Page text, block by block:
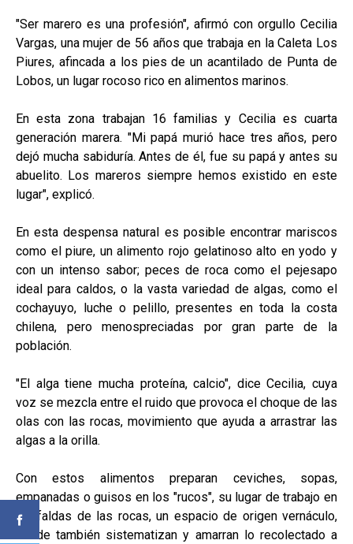
"Ser marero es una profesión", afirmó con orgullo Cecilia
Vargas, una mujer de 56 años que trabaja en la Caleta Los
Piures, afincada a los pies de un acantilado de Punta de
Lobos, un lugar rocoso rico en alimentos marinos.
En esta zona trabajan 16 familias y Cecilia es cuarta
generación marera. "Mi papá murió hace tres años, pero
dejó mucha sabiduría. Antes de él, fue su papá y antes su
abuelito. Los mareros siempre hemos existido en este
lugar", explicó.
En esta despensa natural es posible encontrar mariscos
como el piure, un alimento rojo gelatinoso alto en yodo y
con un intenso sabor; peces de roca como el pejesapo
ideal para caldos, o la vasta variedad de algas, como el
cochayuyo, luche o pelillo, presentes en toda la costa
chilena, pero menospreciadas por gran parte de la
población.
"El alga tiene mucha proteína, calcio", dice Cecilia, cuya
voz se mezcla entre el ruido que provoca el choque de las
olas con las rocas, movimiento que ayuda a arrastrar las
algas a la orilla.
Con estos alimentos preparan ceviches, sopas,
empanadas o guisos en los "rucos", su lugar de trabajo en
las faldas de las rocas, un espacio de origen vernáculo,
donde también sistematizan y amarran lo recolectado a